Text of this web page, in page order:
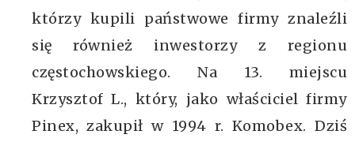
którzy kupili państwowe firmy znaleźli
się również inwestorzy z regionu
częstochowskiego. Na 13. miejscu
Krzysztof L., który, jako właściciel firmy
Pinex, zakupił w 1994 r. Komobex. Dziś